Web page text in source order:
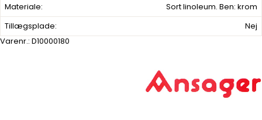
Materiale:
Sort linoleum. Ben: krom
Tillægsplade:
Nej
Varenr.: D10000180